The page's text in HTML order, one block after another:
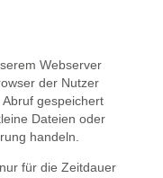
Webserver
der Nutzer
gespeichert
Dateien oder
handeln.
für die Zeitdauer